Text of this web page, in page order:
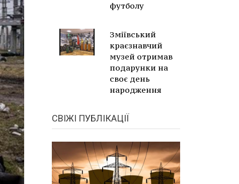
футболу
Зміївський
краєзнавчий
музей отримав
подарунки на
своє день
народження
СВІЖІ ПУБЛІКАЦІЇ